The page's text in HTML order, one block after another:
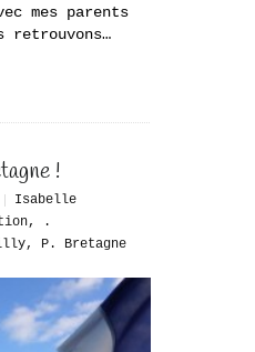
mes parents
retrouvons…
!
Isabelle
,
.
, P. Bretagne